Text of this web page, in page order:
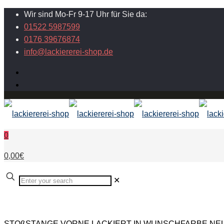
Wir sind Mo-Fr 9-17 Uhr für Sie da:
01522 5987599
0176 39676874
info@lackiererei-shop.de
0
0,00€
✕